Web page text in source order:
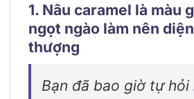
là:
65.000 ₫.
tại
là:
1. Nâu caramel là màu
ngọt ngào làm nên
thượng
Bạn đã bao giờ tự hỏi